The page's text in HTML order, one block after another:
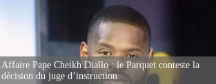
Affaire Pape Cheikh Diallo : le Parquet conteste la
décision du juge d’instruction